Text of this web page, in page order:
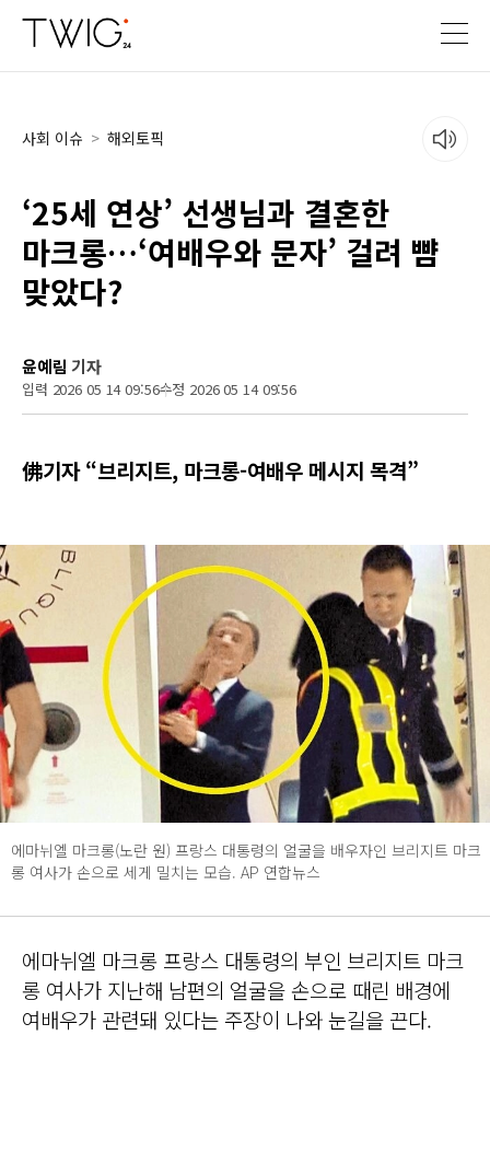
사회 이슈 > 해외토픽
‘25세 연상’ 선생님과 결혼한
마크롱…‘여배우와 문자’ 걸려 뺨
맞았다?
윤예림 기자
입력 2026 05 14 09:56수정 2026 05 14 09:56
佛기자 “브리지트, 마크롱-여배우 메시지 목격”
에마뉘엘 마크롱(노란 원) 프랑스 대통령의 얼굴을 배우자인 브리지트 마크
롱 여사가 손으로 세게 밀치는 모습. AP 연합뉴스
에마뉘엘 마크롱 프랑스 대통령의 부인 브리지트 마크
롱 여사가 지난해 남편의 얼굴을 손으로 때린 배경에
여배우가 관련돼 있다는 주장이 나와 눈길을 끈다.